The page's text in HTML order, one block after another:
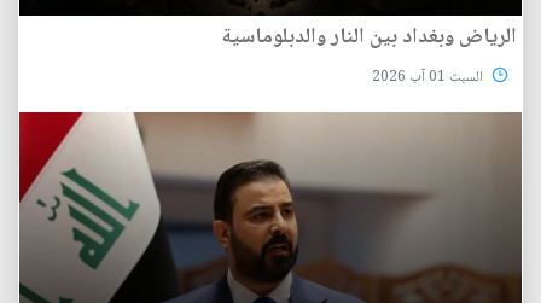
الرياض وبغداد بين النار والدبلوماسية
السبت 01 آب 2026